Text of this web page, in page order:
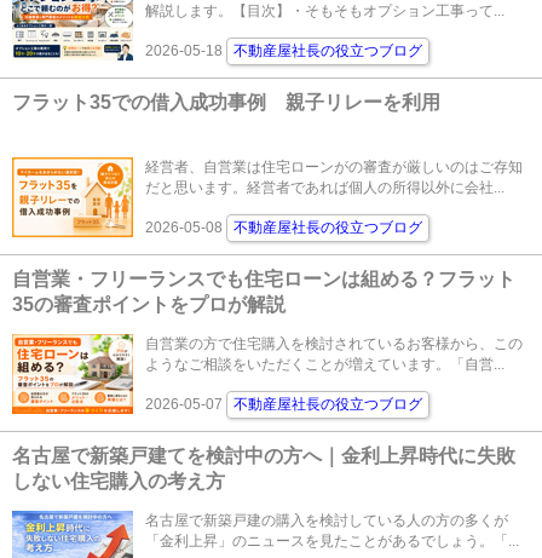
解説します。【目次】・そもそもオプション工事って...
2026-05-18 不動産屋社長の役立つブログ
フラット35での借入成功事例 親子リレーを利用
経営者、自営業は住宅ローンがの審査が厳しいのはご存知
だと思います。経営者であれば個人の所得以外に会社...
2026-05-08 不動産屋社長の役立つブログ
自営業・フリーランスでも住宅ローンは組める？フラット
35の審査ポイントをプロが解説
自営業の方で住宅購入を検討されているお客様から、この
ようなご相談をいただくことが増えています。「自営...
2026-05-07 不動産屋社長の役立つブログ
名古屋で新築戸建てを検討中の方へ｜金利上昇時代に失敗
しない住宅購入の考え方
名古屋で新築戸建の購入を検討している人の方の多くが
「金利上昇」のニュースを見たことがあるでしょう。「...